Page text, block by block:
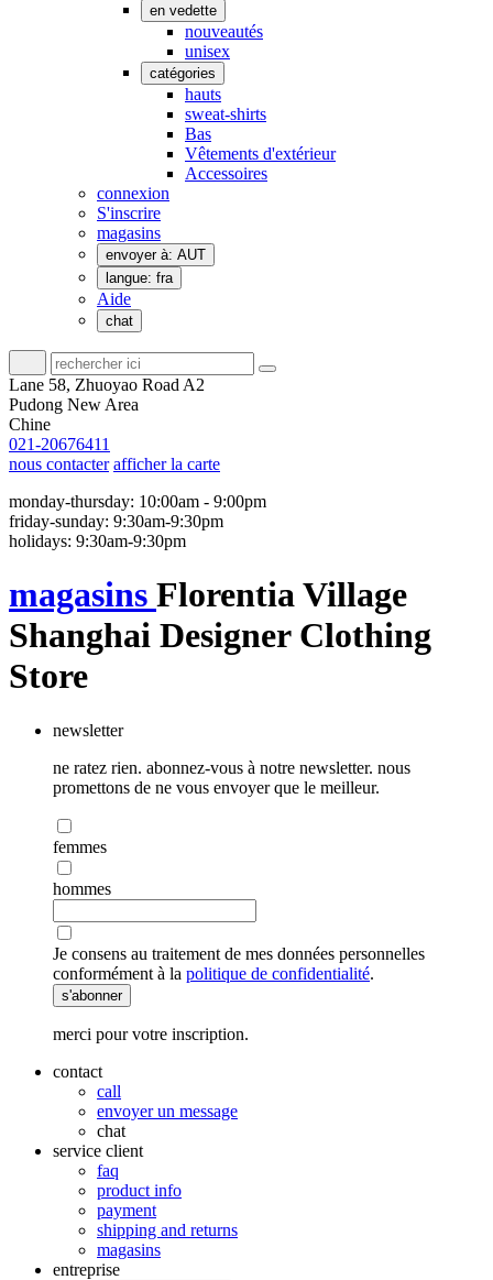
en vedette
nouveautés
unisex
catégories
hauts
sweat-shirts
Bas
Vêtements d'extérieur
Accessoires
connexion
S'inscrire
magasins
envoyer à: AUT
langue: fra
Aide
chat
Lane 58, Zhuoyao Road A2
Pudong New Area
Chine
021-20676411
nous contacter afficher la carte
monday-thursday: 10:00am - 9:00pm
friday-sunday: 9:30am-9:30pm
holidays: 9:30am-9:30pm
magasins Florentia Village
Shanghai Designer Clothing
Store
newsletter
ne ratez rien. abonnez-vous à notre newsletter. nous
promettons de ne vous envoyer que le meilleur.
femmes
hommes
Je consens au traitement de mes données personnelles
conformément à la politique de confidentialité.
s'abonner
merci pour votre inscription.
contact
call
envoyer un message
chat
service client
faq
product info
payment
shipping and returns
magasins
entreprise